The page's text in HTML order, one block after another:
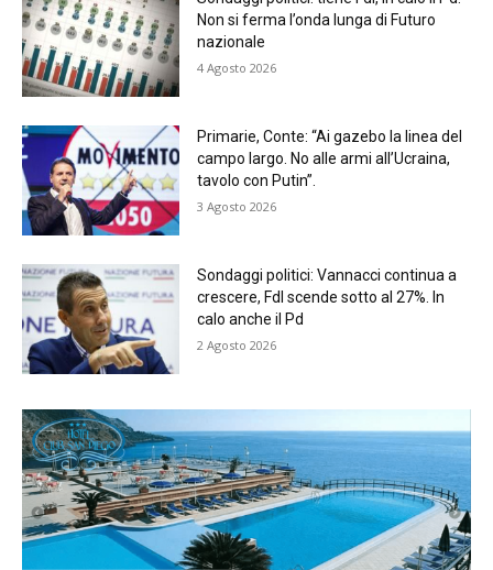
Non si ferma l’onda lunga di Futuro
nazionale
4 Agosto 2026
Primarie, Conte: “Ai gazebo la linea del
campo largo. No alle armi all’Ucraina,
tavolo con Putin”.
3 Agosto 2026
Sondaggi politici: Vannacci continua a
crescere, FdI scende sotto al 27%. In
calo anche il Pd
2 Agosto 2026